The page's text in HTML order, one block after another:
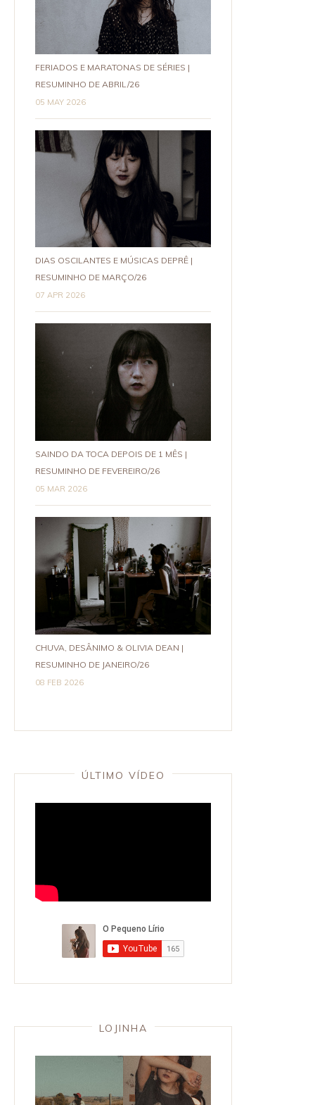
FERIADOS E MARATONAS DE SÉRIES |
RESUMINHO DE ABRIL/26
05 MAY 2026
DIAS OSCILANTES E MÚSICAS DEPRÊ |
RESUMINHO DE MARÇO/26
07 APR 2026
SAINDO DA TOCA DEPOIS DE 1 MÊS |
RESUMINHO DE FEVEREIRO/26
05 MAR 2026
CHUVA, DESÂNIMO & OLIVIA DEAN |
RESUMINHO DE JANEIRO/26
08 FEB 2026
ÚLTIMO VÍDEO
LOJINHA